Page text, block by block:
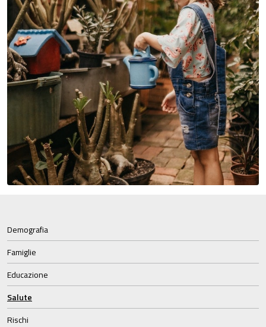
Demografia
Famiglie
Educazione
Salute
Rischi